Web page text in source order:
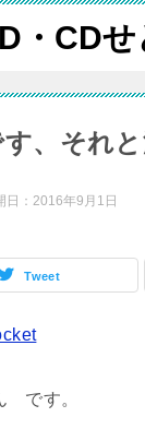
・CDせ
、それ
日： 2016年9月1日
Tweet
です。